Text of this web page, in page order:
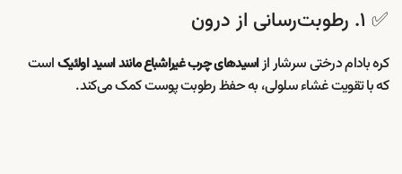
✅ ۱. رطوبت‌رسانی از درون
کره بادام درختی سرشار ازاسیدهای چرب غیراشباع مانند اسید اولئیکاست
که با تقویت غشاء سلولی، به حفظ رطوبت پوست کمک می‌کند.